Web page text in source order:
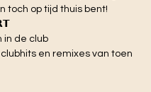
toch op tijd thuis bent!